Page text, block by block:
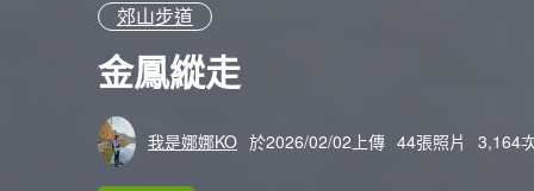
郊山步道
金鳳縱走
我是娜娜KO 於2026/02/02上傳 44張照片 3,164